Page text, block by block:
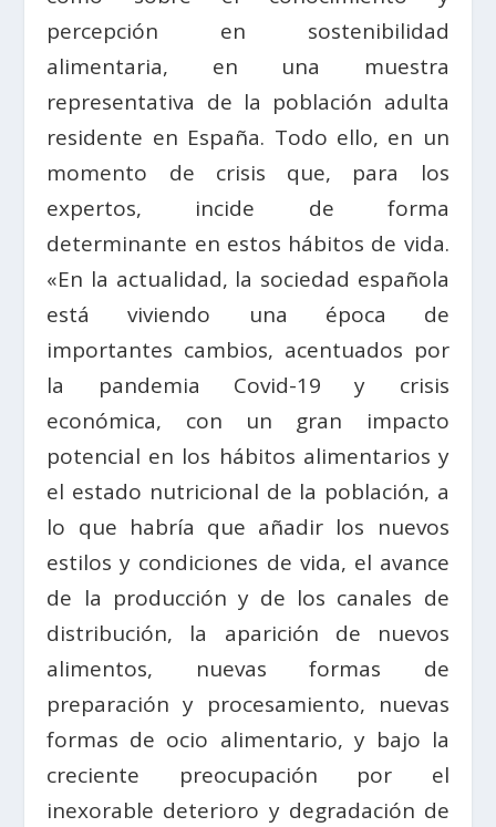
percepción en sostenibilidad
alimentaria, en una muestra
representativa de la población adulta
residente en España. Todo ello, en un
momento de crisis que, para los
expertos, incide de forma
determinante en estos hábitos de vida.
«En la actualidad, la sociedad española
está viviendo una época de
importantes cambios, acentuados por
la pandemia Covid-19 y crisis
económica, con un gran impacto
potencial en los hábitos alimentarios y
el estado nutricional de la población, a
lo que habría que añadir los nuevos
estilos y condiciones de vida, el avance
de la producción y de los canales de
distribución, la aparición de nuevos
alimentos, nuevas formas de
preparación y procesamiento, nuevas
formas de ocio alimentario, y bajo la
creciente preocupación por el
inexorable deterioro y degradación de